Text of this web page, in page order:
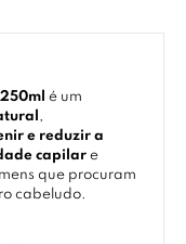
é um
,
e reduzir a
capilar e
que procuram
cabeludo.